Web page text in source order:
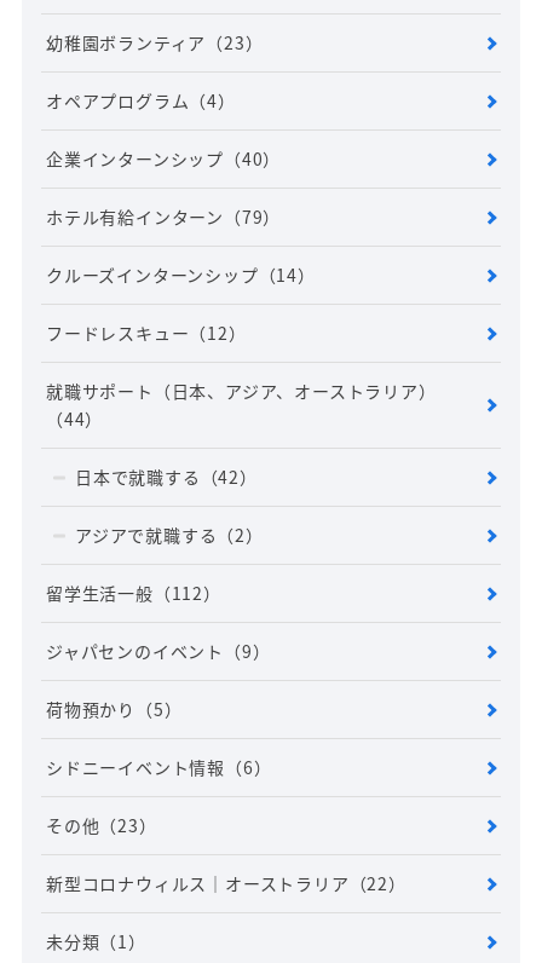
幼稚園ボランティア （23）
オペアプログラム （4）
企業インターンシップ （40）
ホテル有給インターン （79）
クルーズインターンシップ （14）
フードレスキュー （12）
就職サポート（日本、アジア、オーストラリア）
（44）
日本で就職する （42）
アジアで就職する （2）
留学生活一般 （112）
ジャパセンのイベント （9）
荷物預かり （5）
シドニーイベント情報 （6）
その他 （23）
新型コロナウィルス｜オーストラリア （22）
未分類 （1）